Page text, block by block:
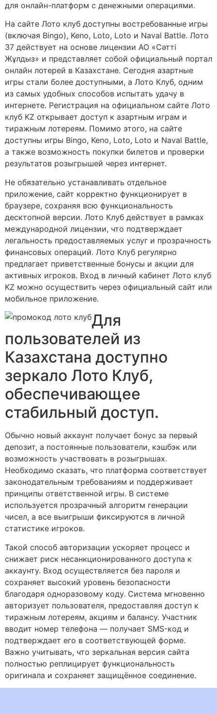
для онлайн-платформ с денежными операциями.
На сайте Лото клуб доступны востребованные игры
(включая Bingo), Keno, Loto, Loto и Naval Battle. Лото
37 действует на основе лицензии АО «Сәтті
Жұлдыз» и представляет собой официальный портал
онлайн лотерей в Казахстане. Сегодня азартные
игры стали более доступными, а Лото Клуб, одним
из самых удобных способов испытать удачу в
интернете. Регистрация на официальном сайте Лото
клуб KZ открывает доступ к азартным играм и
тиражным лотереям. Помимо этого, на сайте
доступны игры Bingo, Keno, Loto, Loto и Naval Battle,
а также возможность покупки билетов и проверки
результатов розыгрышей через интернет.
Не обязательно устанавливать отдельное
приложение, сайт корректно функционирует в
браузере, сохраняя всю функциональность
десктопной версии. Лото Клуб действует в рамках
международной лицензии, что подтверждает
легальность предоставляемых услуг и прозрачность
финансовых операций. Лото Клуб регулярно
предлагает приветственные бонусы и акции для
активных игроков. Вход в личный кабинет Лото клуб
KZ можно осуществить через официальный сайт или
мобильное приложение.
Для
пользователей из
Казахстана доступно
зеркало Лото Клуб,
обеспечивающее
стабильный доступ.
Обычно новый аккаунт получает бонус за первый
депозит, а постоянные пользователи, кэшбэк или
возможность участвовать в розыгрышах.
Необходимо сказать, что платформа соответствует
законодательным требованиям и поддерживает
принципы ответственной игры. В системе
используется прозрачный алгоритм генерации
чисел, а все выигрыши фиксируются в личной
статистике игроков.
Такой способ авторизации ускоряет процесс и
снижает риск несанкционированного доступа к
аккаунту. Вход осуществляется без пароля и
сохраняет высокий уровень безопасности
благодаря одноразовому коду. Система мгновенно
авторизует пользователя, предоставляя доступ к
тиражным лотереям, акциям и балансу. Участник
вводит номер телефона — получает SMS-код и
подтверждает его в соответствующей форме.
Важно учитывать, что зеркальная версия сайта
полностью реплицирует функциональность
оригинала и сохраняет защищённое соединение.